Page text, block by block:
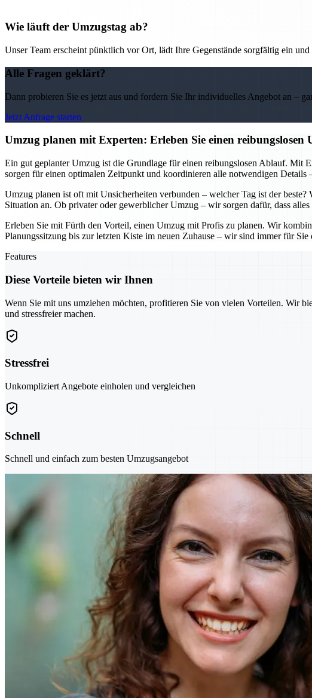
Wie läuft der Umzugstag ab?
Unser Team erscheint pünktlich vor Ort, lädt Ihre Gegenstände sorgfältig ein
Alle Fragen geklärt?
Dann probieren Sie es jetzt aus und fordern Sie Ihr individuelles Angebot an –
Jetzt Anfrage starten
Umzug planen mit Experten: Erleben Sie einen
Ein gut geplanter Umzug ist die Grundlage für einen reibungslosen Ablauf. Mit
sorgen für einen optimalen Zeitpunkt und koordinieren alle notwendigen
Umzug planen ist oft mit Unsicherheiten verbunden – welcher Tag ist der
Situation an. Ob privater oder gewerblicher Umzug – wir sorgen dafür, dass
Erleben Sie mit Fürth den Vorteil, einen Umzug mit Profis zu planen. Wir
Planungssitzung bis zur letzten Kiste im neuen Zuhause – wir sind immer für
Features
Diese Vorteile bieten wir Ihnen
Wenn Sie mit uns umziehen möchten, profitieren Sie von vielen Vorteilen. Wir
und stressfreier machen.
Stressfrei
Unkompliziert Angebote einholen und vergleichen
Schnell
Schnell und einfach zum besten Umzugsangebot